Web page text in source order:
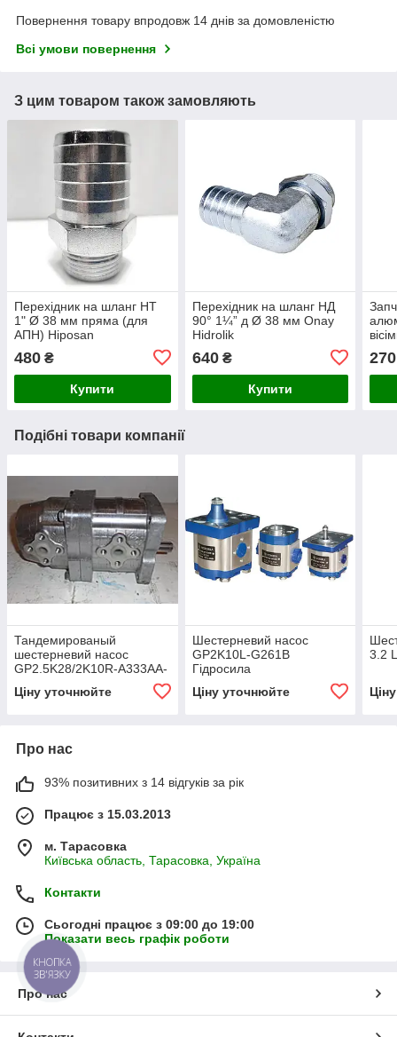
Повернення товару впродовж 14 днів за домовленістю
Всі умови повернення
З цим товаром також замовляють
Перехідник на шланг НТ
1" Ø 38 мм пряма (для
АПН) Hiposan
480 ₴
Купити
Перехідник на шланг НД
90° 1¼” д Ø 38 мм Onay
Hidrolik
640₴
Купити
270
Подібні товари компанії
Тандемированый
шестерневий насос
GP2.5K28/2K10R-A333AA-
RС2.52АА4АА;
Ціну уточнюйте
Шестерневий насос
GP2K10L-G261B
Гідросила
Ціну уточнюйте
3.2
Про нас
93% позитивних з 14 відгуків за рік
Працює з 15.03.2013
м. Тарасовка
Київська область, Тарасовка, Україна
Контакти
Сьогодні працює з 09:00 до 19:00
Показати весь графік роботи
Про нас
КНОПКА
ЗВ'ЯЗКУ